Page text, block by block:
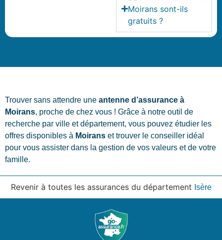
Moirans sont-ils
gratuits ?
Trouver sans attendre une antenne d’assurance à
Moirans, proche de chez vous ! Grâce à notre outil de
recherche par ville et département, vous pouvez étudier les
offres disponibles à Moirans et trouver le conseiller idéal
pour vous assister dans la gestion de vos valeurs et de votre
famille.
Revenir à toutes les assurances du département Isère